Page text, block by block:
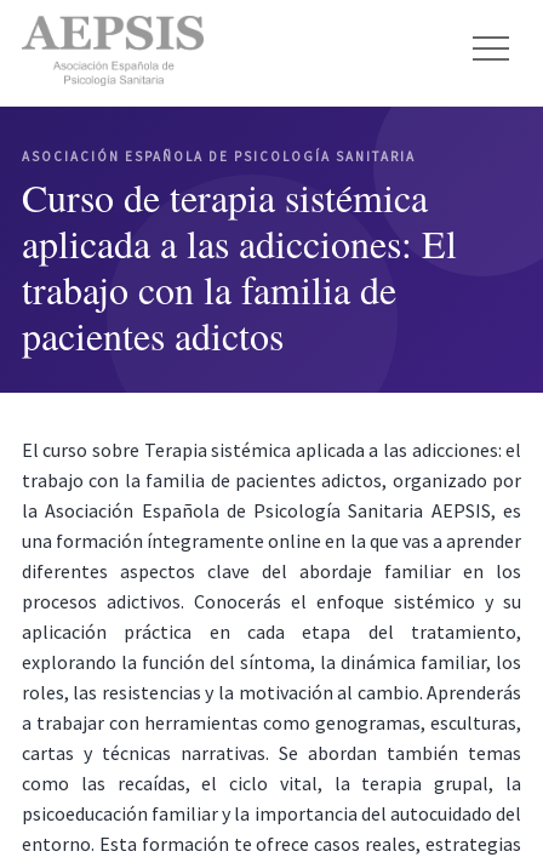
ASOCIACIÓN ESPAÑOLA DE PSICOLOGÍA SANITARIA
Curso de terapia sistémica
aplicada a las adicciones: El
trabajo con la familia de
pacientes adictos
El curso sobre Terapia sistémica aplicada a las adicciones: el
trabajo con la familia de pacientes adictos, organizado por
la Asociación Española de Psicología Sanitaria AEPSIS, es
una formación íntegramente online en la que vas a aprender
diferentes aspectos clave del abordaje familiar en los
procesos adictivos. Conocerás el enfoque sistémico y su
aplicación práctica en cada etapa del tratamiento,
explorando la función del síntoma, la dinámica familiar, los
roles, las resistencias y la motivación al cambio. Aprenderás
a trabajar con herramientas como genogramas, esculturas,
cartas y técnicas narrativas. Se abordan también temas
como las recaídas, el ciclo vital, la terapia grupal, la
psicoeducación familiar y la importancia del autocuidado del
entorno. Esta formación te ofrece casos reales, estrategias